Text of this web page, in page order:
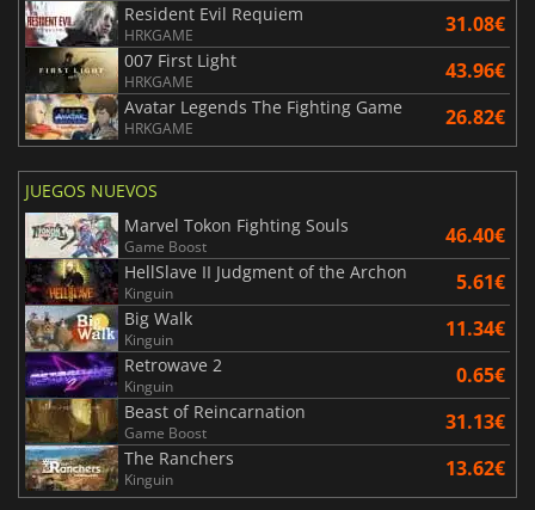
Resident Evil Requiem
HRKGAME 31.08€
007 First Light
HRKGAME 43.96€
Avatar Legends The Fighting Game
HRKGAME 26.82€
JUEGOS NUEVOS
Marvel Tokon Fighting Souls
Game Boost 46.40€
HellSlave II Judgment of the Archon
Kinguin 5.61€
Big Walk
Kinguin 11.34€
Retrowave 2
Kinguin 0.65€
Beast of Reincarnation
Game Boost 31.13€
The Ranchers
Kinguin 13.62€